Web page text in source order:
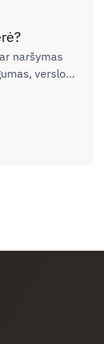
naršymas
verslo